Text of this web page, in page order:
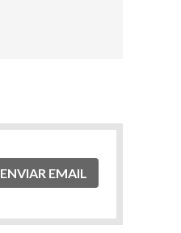
ENVIAR EMAIL